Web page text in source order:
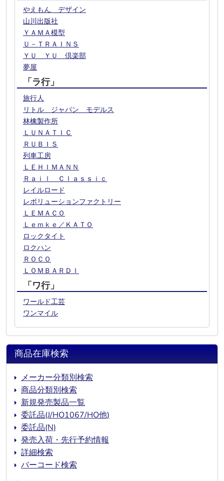
やえもん デザイン
山川出版社
ＹＡＭＡ模型
Ｕ－ＴＲＡＩＮＳ
ＹＵ ＹＵ 倶楽部
夢屋
「ラ行」
旅行人
リトル ジャパン モデルス
林檎製作所
ＬＵＮＡＴＩＣ
ＲＵＢＩＳ
列車工房
ＬＥＨＩＭＡＮＮ
Ｒａｉｌ Ｃｌａｓｓｉｃ
レイルロード
レボリューションファクトリー
ＬＥＭＡＣＯ
Ｌｅｍｋｅ／ＫＡＴＯ
ロックタイト
ロクハン
ＲＯＣＯ
ＬＯＭＢＡＲＤＩ
「ワ行」
ワールド工芸
ワンマイル
商品在庫検索
メーカー分類別検索
商品分類別検索
新規発売製品一覧
委託品(J/HO1067/HO他)
委託品(N)
発売入荷・先行予約情報
詳細検索
バーコード検索